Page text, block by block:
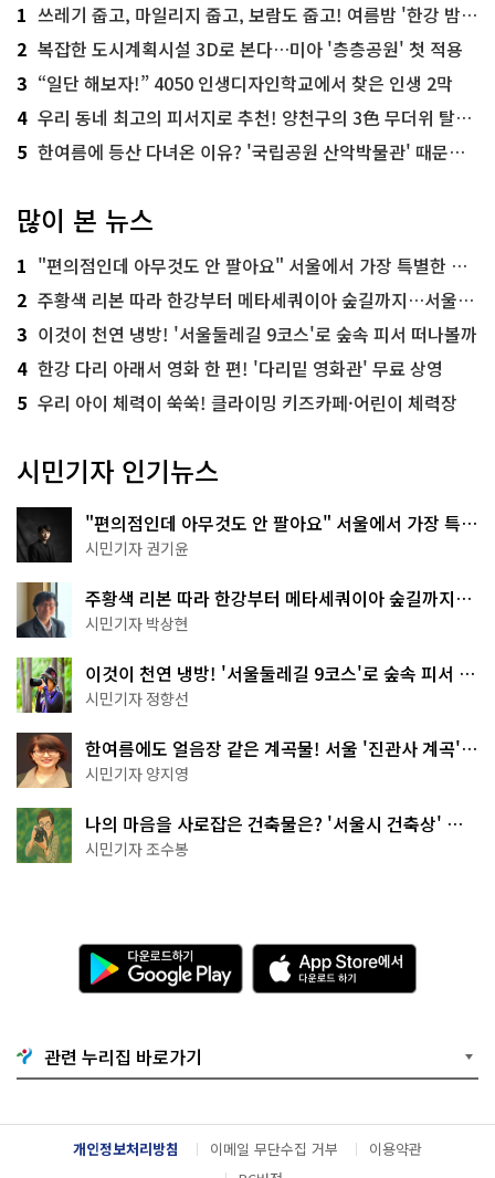
1 쓰레기 줍고, 마일리지 줍고, 보람도 줍고! 여름밤 '한강 밤마실 줍깅'
2 복잡한 도시계획시설 3D로 본다…미아 '층층공원' 첫 적용
3 “일단 해보자!” 4050 인생디자인학교에서 찾은 인생 2막
4 우리 동네 최고의 피서지로 추천! 양천구의 3色 무더위 탈출 명소
5 한여름에 등산 다녀온 이유? '국립공원 산악박물관' 때문이죠!
많이 본 뉴스
1 "편의점인데 아무것도 안 팔아요" 서울에서 가장 특별한 편의점의 정체
2 주황색 리본 따라 한강부터 메타세쿼이아 숲길까지…서울둘레길 15코스
3 이것이 천연 냉방! '서울둘레길 9코스'로 숲속 피서 떠나볼까
4 한강 다리 아래서 영화 한 편! '다리밑 영화관' 무료 상영
5 우리 아이 체력이 쑥쑥! 클라이밍 키즈카페·어린이 체력장
시민기자 인기뉴스
"편의점인데 아무것도 안 팔아요" 서울에서 가장 특별
한 편의점의 정체
시민기자 권기윤
주황색 리본 따라 한강부터 메타세쿼이아 숲길까지…
서울둘레길 15코스
시민기자 박상현
이것이 천연 냉방! '서울둘레길 9코스'로 숲속 피서 떠
나볼까
시민기자 정향선
한여름에도 얼음장 같은 계곡물! 서울 '진관사 계곡'이
천국이네~
시민기자 양지영
나의 마음을 사로잡은 건축물은? '서울시 건축상' 수
상작 공개!
시민기자 조수봉
다
운
로
기
G
o
g
l
e
A
p
p
e
서
다
운
관련 누리집 바로가기
개인정보처리방침 이메일 무단수집 거부
이용약관